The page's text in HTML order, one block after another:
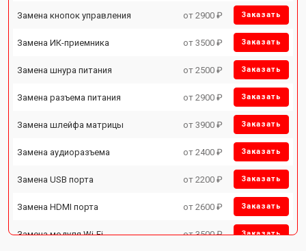
Замена кнопок управления от 2900 ₽ Заказать
Замена ИК-приемника от 3500 ₽ Заказать
Замена шнура питания от 2500 ₽ Заказать
Замена разъема питания от 2900 ₽ Заказать
Замена шлейфа матрицы от 3900 ₽ Заказать
Замена аудиоразъема от 2400 ₽ Заказать
Замена USB порта от 2200 ₽ Заказать
Замена HDMI порта от 2600 ₽ Заказать
Замена модуля Wi-Fi от 3500 ₽ Заказать